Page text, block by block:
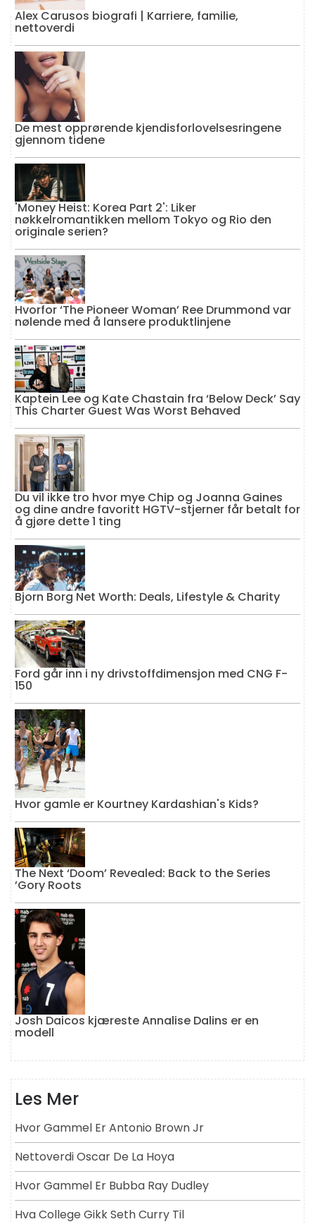
Alex Carusos biografi | Karriere, familie,
nettoverdi
De mest opprørende kjendisforlovelsesringene
gjennom tidene
'Money Heist: Korea Part 2': Liker
nøkkelromantikken mellom Tokyo og Rio den
originale serien?
Hvorfor ‘The Pioneer Woman’ Ree Drummond var
nølende med å lansere produktlinjene
Kaptein Lee og Kate Chastain fra ‘Below Deck’ Say
This Charter Guest Was Worst Behaved
Du vil ikke tro hvor mye Chip og Joanna Gaines
og dine andre favoritt HGTV-stjerner får betalt for
å gjøre dette 1 ting
Bjorn Borg Net Worth: Deals, Lifestyle & Charity
Ford går inn i ny drivstoffdimensjon med CNG F-
150
Hvor gamle er Kourtney Kardashian's Kids?
The Next ‘Doom’ Revealed: Back to the Series
’Gory Roots
Josh Daicos kjæreste Annalise Dalins er en
modell
Les Mer
Hvor Gammel Er Antonio Brown Jr
Nettoverdi Oscar De La Hoya
Hvor Gammel Er Bubba Ray Dudley
Hva College Gikk Seth Curry Til